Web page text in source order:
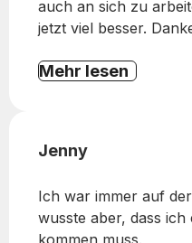
auch an sich zu
jetzt viel besser.
Mehr lesen
Jenny
Ich war immer auf
wusste aber, dass ich
kommen muss.